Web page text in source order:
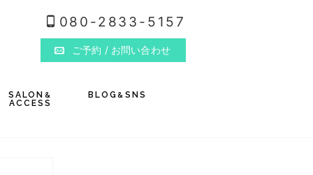
080-2833-5157
ご予約 / お問い合わせ
SALON &
ACCESS
BLOG & SNS